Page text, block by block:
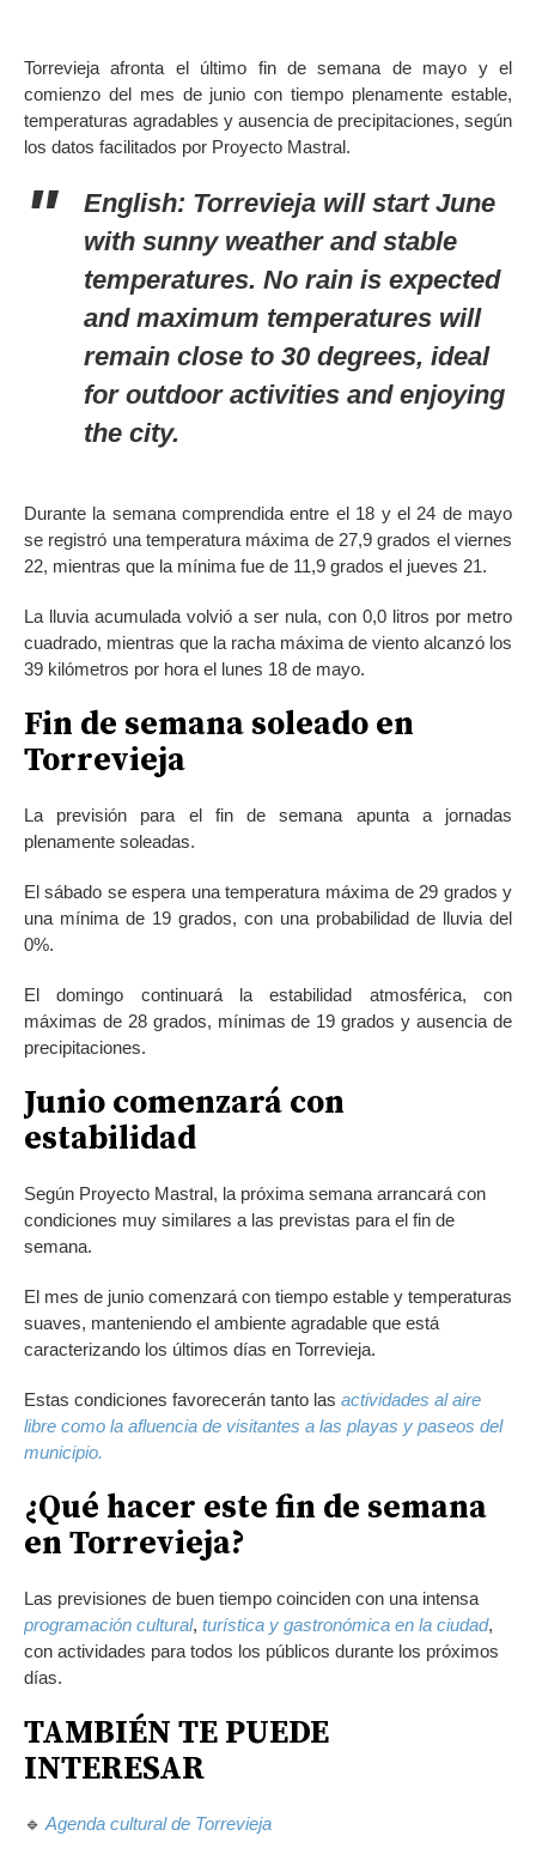
Torrevieja afronta el último fin de semana de mayo y el
comienzo del mes de junio con tiempo plenamente estable,
temperaturas agradables y ausencia de precipitaciones, según
los datos facilitados por Proyecto Mastral.
English: Torrevieja will start June
with sunny weather and stable
temperatures. No rain is expected
and maximum temperatures will
remain close to 30 degrees, ideal
for outdoor activities and enjoying
the city.
Durante la semana comprendida entre el 18 y el 24 de mayo
se registró una temperatura máxima de 27,9 grados el viernes
22, mientras que la mínima fue de 11,9 grados el jueves 21.
La lluvia acumulada volvió a ser nula, con 0,0 litros por metro
cuadrado, mientras que la racha máxima de viento alcanzó los
39 kilómetros por hora el lunes 18 de mayo.
Fin de semana soleado en
Torrevieja
La previsión para el fin de semana apunta a jornadas
plenamente soleadas.
El sábado se espera una temperatura máxima de 29 grados y
una mínima de 19 grados, con una probabilidad de lluvia del
0%.
El domingo continuará la estabilidad atmosférica, con
máximas de 28 grados, mínimas de 19 grados y ausencia de
precipitaciones.
Junio comenzará con
estabilidad
Según Proyecto Mastral, la próxima semana arrancará con
condiciones muy similares a las previstas para el fin de
semana.
El mes de junio comenzará con tiempo estable y temperaturas
suaves, manteniendo el ambiente agradable que está
caracterizando los últimos días en Torrevieja.
Estas condiciones favorecerán tanto las actividades al aire
libre como la afluencia de visitantes a las playas y paseos del
municipio.
¿Qué hacer este fin de semana
en Torrevieja?
Las previsiones de buen tiempo coinciden con una intensa
programación cultural, turística y gastronómica en la ciudad,
con actividades para todos los públicos durante los próximos
días.
TAMBIÉN TE PUEDE
INTERESAR
🔹 Agenda cultural de Torrevieja